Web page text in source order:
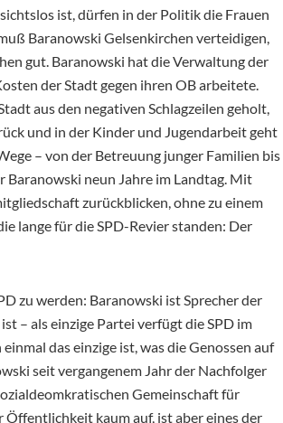
ist, dürfen in der Politik die Frauen
Baranowski Gelsenkirchen verteidigen,
gut. Baranowski hat die Verwaltung der
der Stadt gegen ihren OB arbeitete.
aus den negativen Schlagzeilen geholt,
und in der Kinder und Jugendarbeit geht
– von der Betreuung junger Familien bis
Baranowski neun Jahre im Landtag. Mit
zurückblicken, ohne zu einem
lange für die SPD-Revier standen: Der
zu werden: Baranowski ist Sprecher der
– als einzige Partei verfügt die SPD im
das einzige ist, was die Genossen auf
seit vergangenem Jahr der Nachfolger
Gemeinschaft für
Öffentlichkeit kaum auf, ist aber eines der